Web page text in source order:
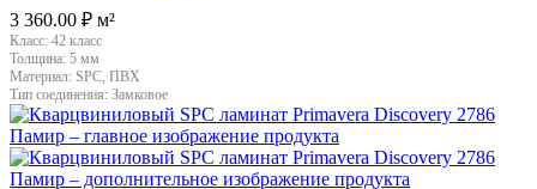
3 360.00 ₽ м²
Класс: 42 класс
Толщина: 5 мм
Материал: SPC, ПВХ
Тип соединения: Замковое